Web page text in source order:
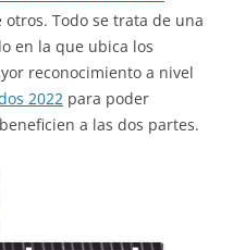
Todo se trata de una
en la que ubica los
reconocimiento a nivel
2022 para poder
a las dos partes.